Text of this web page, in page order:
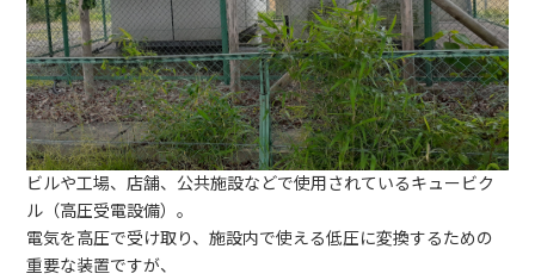
ビルや工場、店舗、公共施設などで使用されているキュービク
ル（高圧受電設備）。
電気を高圧で受け取り、施設内で使える低圧に変換するための
重要な装置ですが、